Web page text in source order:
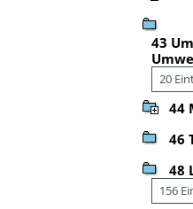
43
20
44
46
48
156